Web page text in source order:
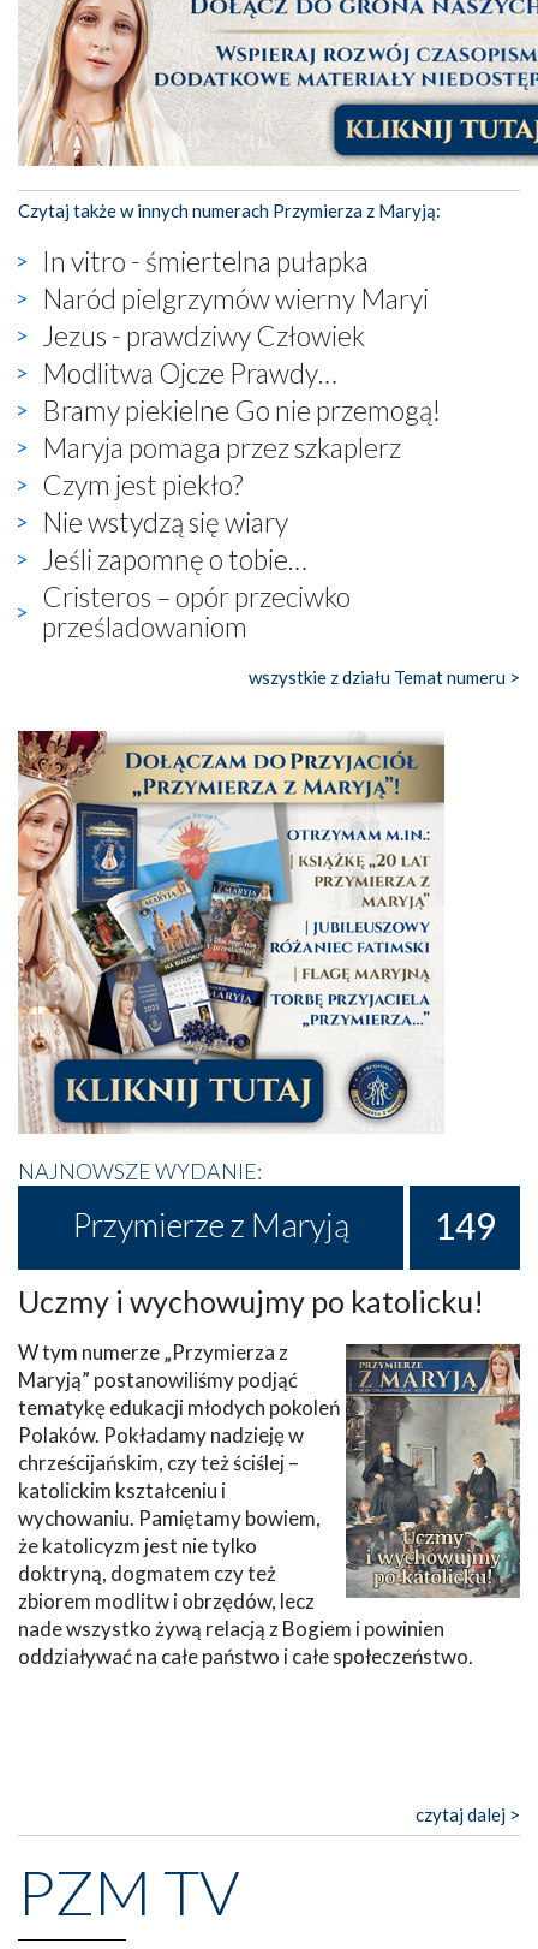
Czytaj także w innych numerach Przymierza z Maryją:
In vitro - śmiertelna pułapka
Naród pielgrzymów wierny Maryi
Jezus - prawdziwy Człowiek
Modlitwa Ojcze Prawdy…
Bramy piekielne Go nie przemogą!
Maryja pomaga przez szkaplerz
Czym jest piekło?
Nie wstydzą się wiary
Jeśli zapomnę o tobie…
Cristeros – opór przeciwko
prześladowaniom
wszystkie z działu Temat numeru >
NAJNOWSZE WYDANIE:
Przymierze z Maryją 149
Uczmy i wychowujmy po katolicku!
W tym numerze „Przymierza z
Maryją” postanowiliśmy podjąć
tematykę edukacji młodych pokoleń
Polaków. Pokładamy nadzieję w
chrześcijańskim, czy też ściślej –
katolickim kształceniu i
wychowaniu. Pamiętamy bowiem,
że katolicyzm jest nie tylko
doktryną, dogmatem czy też
zbiorem modlitw i obrzędów, lecz
nade wszystko żywą relacją z Bogiem i powinien
oddziaływać na całe państwo i całe społeczeństwo.
czytaj dalej >
PZM TV